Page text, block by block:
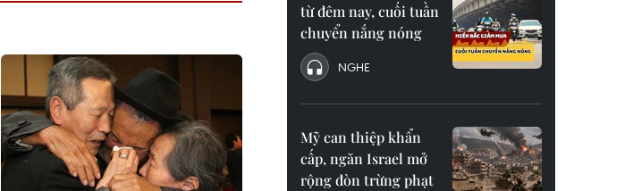
từ đêm nay, cuối tuần
chuyển nắng nóng
NGHE
Mỹ can thiệp khẩn
cấp, ngăn Israel mở
rộng đòn trừng phạt